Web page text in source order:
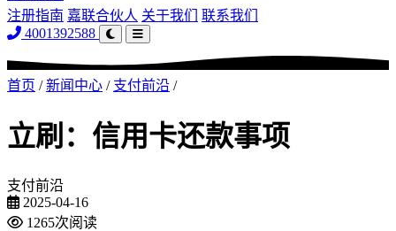
注册指南 嘉联合伙人 关于我们
联系我们
4001392588
首页 / 新闻中心 / 支付前沿 /
立刷：信用卡还款事项
支付前沿
2025-04-16
1265次阅读